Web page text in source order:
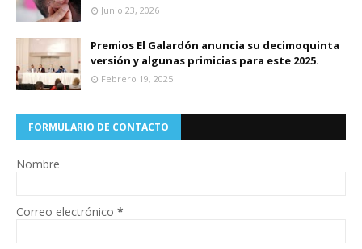
Junio 23, 2026
Premios El Galardón anuncia su decimoquinta
versión y algunas primicias para este 2025.
Febrero 19, 2025
FORMULARIO DE CONTACTO
Nombre
Correo electrónico *